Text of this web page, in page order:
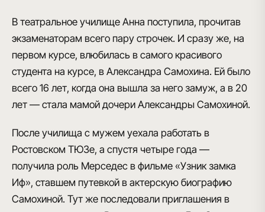
В театральное училище Анна поступила, прочитав
экзаменаторам всего пару строчек. И сразу же, на
первом курсе, влюбилась в самого красивого
студента на курсе, в Александра Самохина. Ей было
всего 16 лет, когда она вышла за него замуж, а в 20
лет — стала мамой дочери Александры Самохиной.
После училища с мужем уехала работать в
Ростовском ТЮЗе, а спустя четыре года —
получила роль Мерседес в фильме «Узник замка
Иф», ставшем путевкой в актерскую биографию
Самохиной. Тут же последовали приглашения в